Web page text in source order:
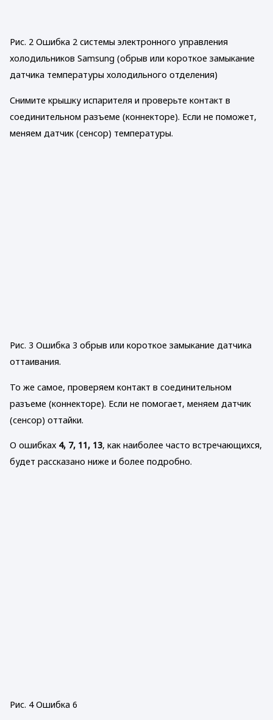
Рис. 2 Ошибка 2 системы электронного управления
холодильников Samsung (обрыв или короткое замыкание
датчика температуры холодильного отделения)
Снимите крышку испарителя и проверьте контакт в
соединительном разъеме (коннекторе). Если не поможет,
меняем датчик (сенсор) температуры.
Рис. 3 Ошибка 3 обрыв или короткое замыкание датчика
оттаивания.
То же самое, проверяем контакт в соединительном
разъеме (коннекторе). Если не помогает, меняем датчик
(сенсор) оттайки.
О ошибках 4, 7, 11, 13, как наиболее часто встречающихся,
будет рассказано ниже и более подробно.
Рис. 4 Ошибка 6